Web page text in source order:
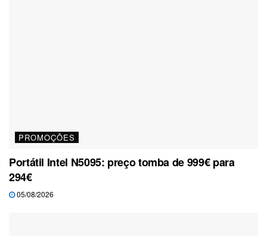
PROMOÇÕES
Portátil Intel N5095: preço tomba de 999€ para
294€
05/08/2026